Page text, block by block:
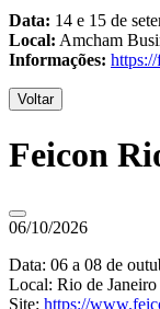
Data: 14 e 15 de
Local: Amcham
Informações:
Voltar
Feicon
06/10/2026
Data: 06 a 08 de
Local: Rio de Janeiro
Site: https://